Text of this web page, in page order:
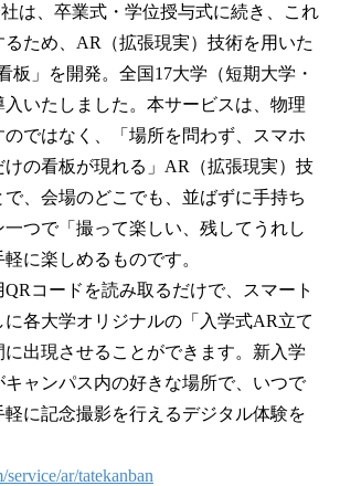
は、卒業式・学位授与式に続き、これ
るため、AR（拡張現実）技術を用いた
板」を開発。全国17大学（短期大学・
いたしました。本サービスは、物理
ではなく、「場所を問わず、スマホ
の看板が現れる」AR（拡張現実）技
、会場のどこでも、並ばずに手持ち
つで「撮って楽しい、残してうれし
軽に楽しめるものです。
コードを読み取るだけで、スマート
各大学オリジナルの「入学式AR立て
出現させることができます。新入学
ャンパス内の好きな場所で、いつで
軽に記念撮影を行えるデジタル体験を
ar/tatekanban